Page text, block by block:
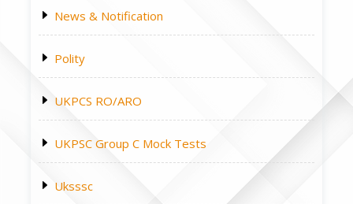
News & Notification
Polity
UKPCS RO/ARO
UKPSC Group C Mock Tests
Uksssc